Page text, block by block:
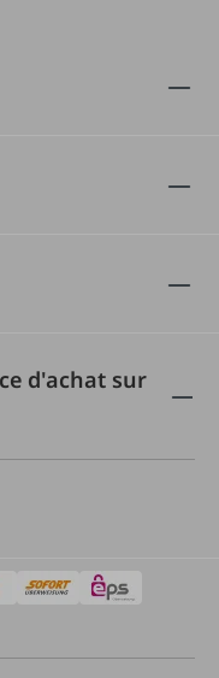
d'achat sur